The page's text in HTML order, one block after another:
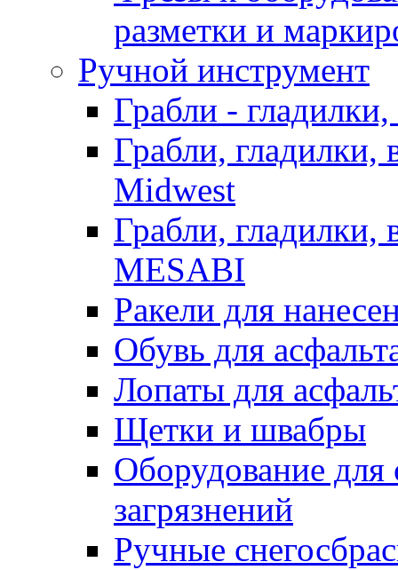
разметки и
Ручной инструмент
Грабли -
Грабли, гладилки,
Midwest
Грабли, гладилки,
MESABI
Ракели для
Обувь для
Лопаты для
Щетки и швабры
Оборудование для
загрязнений
Ручные